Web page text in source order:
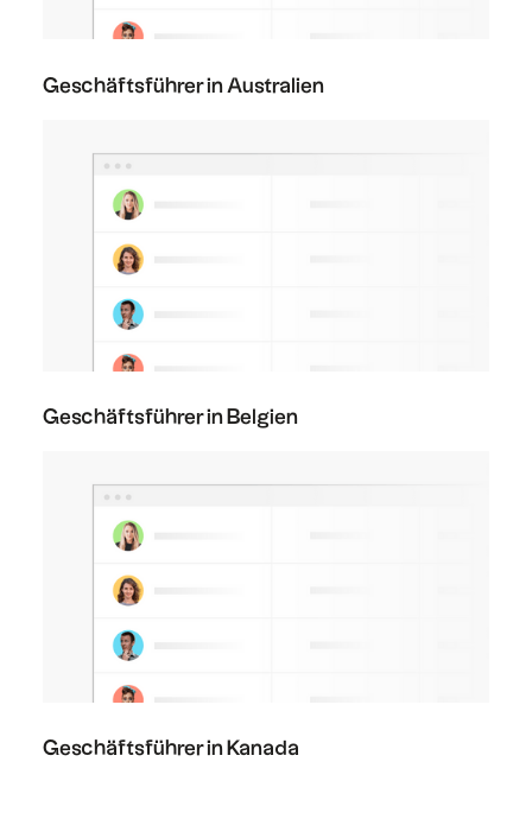
Geschäftsführer in Australien
Geschäftsführer in Belgien
Geschäftsführer in Kanada